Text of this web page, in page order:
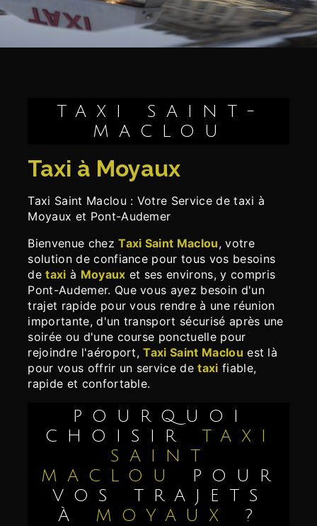
TAXI SAINT-
MACLOU
taxi à Moyaux
Taxi Saint Maclou : Votre Service de taxi à
Moyaux et Pont-Audemer
Bienvenue chezTaxi Saint Maclou, votre
solution de confiance pour tous vos besoins
detaxi à Moyaux et ses environs, y compris
Pont-Audemer. Que vous ayez besoin d'un
trajet rapide pour vous rendre à une réunion
importante, d'un transport sécurisé après une
soirée ou d'une course ponctuelle pour
rejoindre l'aéroport,Taxi Saint Maclou est là
pour vous offrir un service detaxi fiable,
rapide et confortable.
POURQUOI
CHOISIR TAXI
SAINT
MACLOU
POUR
VOS TRAJETS
À MOYAUX ?